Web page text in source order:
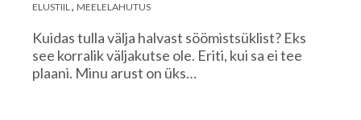
ELUSTIIL MEELELAHUTUS
Kuidas tulla välja halvast söömistsüklist? Eks
see korralik väljakutse ole. Eriti, kui sa ei tee
plaani. Minu arust on üks…